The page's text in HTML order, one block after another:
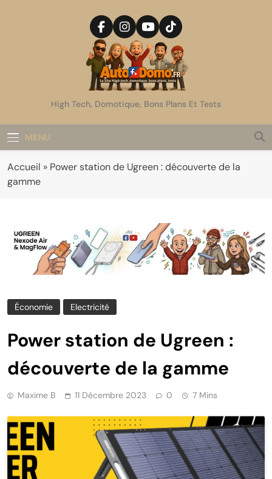
AutoDomo
High Tech, Domotique, Bons Plans Et Tests
MENU
Accueil » Power station de Ugreen : découverte de la
gamme
Économie Electricité
Power station de Ugreen :
découverte de la gamme
Maxime B 11 Décembre 2023 0 7 Mins